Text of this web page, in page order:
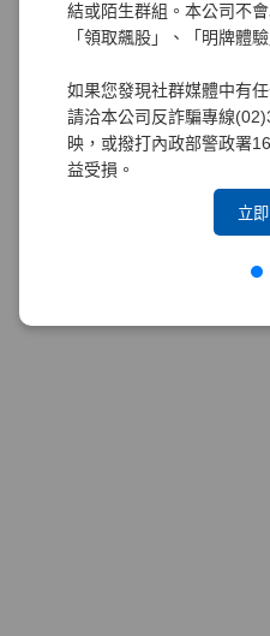
結或陌生群組。本公司不
「領取飆股」、「明牌體驗
如果您發現社群媒體中有
請洽本公司反詐騙專線
映，或撥打內政部警政署
益受損。
立